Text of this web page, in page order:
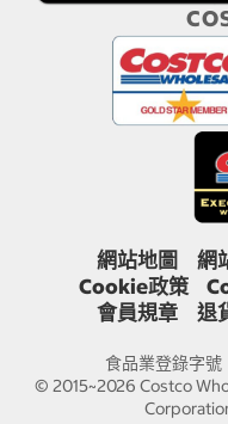
網站地圖 網
Cookie政策
會員規章
退
食品業登錄字號
© 2015~2026 Costco